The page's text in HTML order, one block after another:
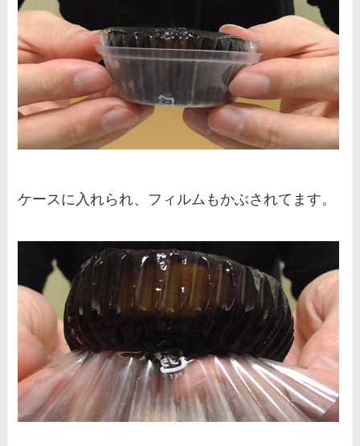
ケースに入れられ、フィルムもかぶされてます。